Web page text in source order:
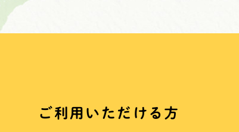
ご利用いただける方